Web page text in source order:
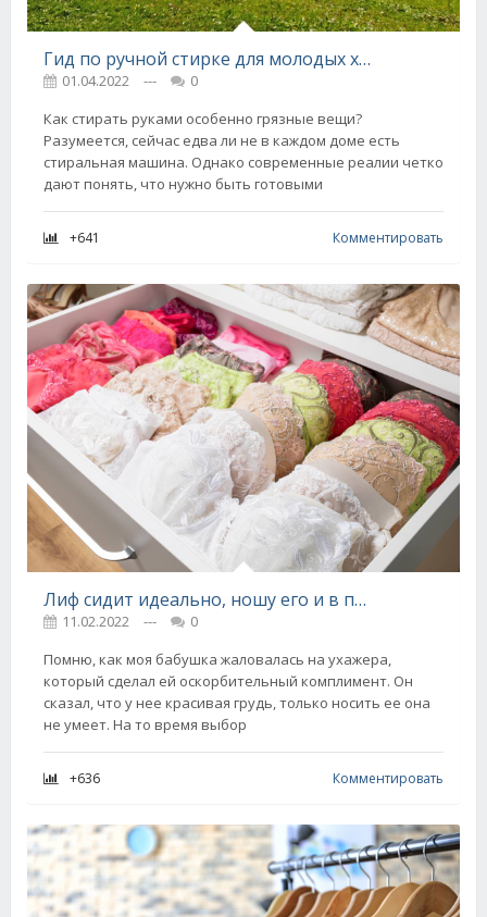
Гид по ручной стирке для молодых хозяек, избалованных наличием стиральной машинки
01.04.2022 ---
0
Как стирать руками особенно грязные вещи?
Разумеется, сейчас едва ли не в каждом доме есть
стиральная машина. Однако современные реалии четко
дают понять, что нужно быть готовыми
+641 Комментировать
Лиф сидит идеально, ношу его и в пир, и в мир, всё благодаря золотому правилу «подверни и наклонись»
11.02.2022 ---
0
Помню, как моя бабушка жаловалась на ухажера,
который сделал ей оскорбительный комплимент. Он
сказал, что у нее красивая грудь, только носить ее она
не умеет. На то время выбор
+636 Комментировать